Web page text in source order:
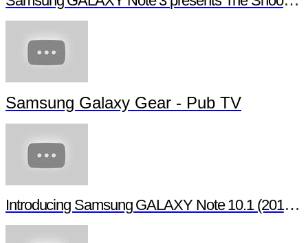
Samsung Galaxy Gear - Pub TV
Introducing Samsung GALAXY Note 10.1 (2014 Edition)